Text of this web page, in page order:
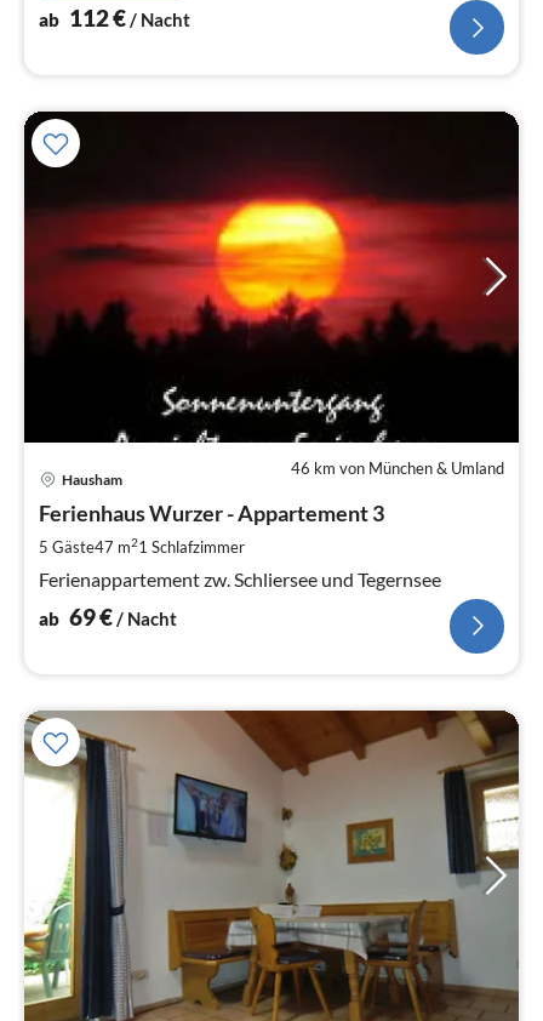
ab 112€/ Nacht
46 km von München & Umland
Hausham
Ferienhaus Wurzer - Appartement 3
5 Gäste47 m21 Schlafzimmer
Ferienappartement zw. Schliersee und Tegernsee
ab 69€ / Nacht